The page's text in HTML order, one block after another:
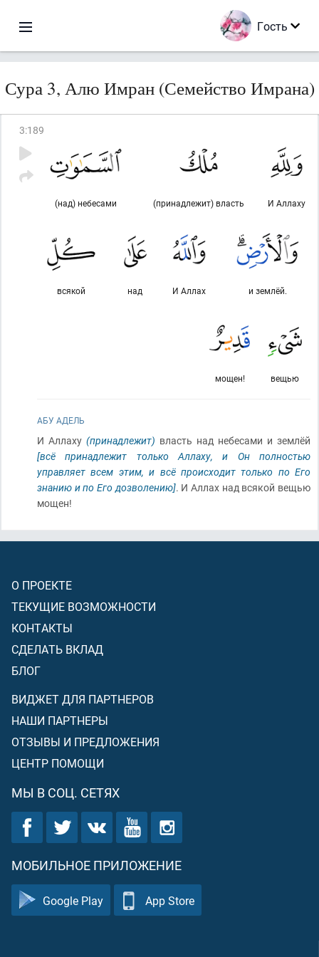
Гость
Сура 3, Алю Имран (Семейство Имрана)
3:189
И Аллаху
(принадлежит) власть
(над) небесами
и землёй.
И Аллах
над
всякой
вещью
мощен!
АБУ АДЕЛЬ
И Аллаху (принадлежит) власть над небесами и землёй
[всё принадлежит только Аллаху, и Он полностью
управляет всем этим, и всё происходит только по Его
знанию и по Его дозволению]. И Аллах над всякой вещью
мощен!
О ПРОЕКТЕ
ТЕКУЩИЕ ВОЗМОЖНОСТИ
КОНТАКТЫ
СДЕЛАТЬ ВКЛАД
БЛОГ
ВИДЖЕТ ДЛЯ ПАРТНЕРОВ
НАШИ ПАРТНЕРЫ
ОТЗЫВЫ И ПРЕДЛОЖЕНИЯ
ЦЕНТР ПОМОЩИ
МЫ В СОЦ. СЕТЯХ
МОБИЛЬНОЕ ПРИЛОЖЕНИЕ
Google Play App Store